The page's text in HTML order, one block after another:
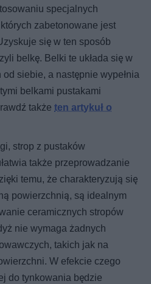
specjalnych
zabetonowane jest
się w ten sposób
belkę. Belki te układa się w
siebie, a następnie wypełnia
belkami pustakami
takżeten artykuł o
strop z pustaków
także przeprowadzanie
temu, że charakteryzują się
powierzchnią, są idealnym
ceramicznych stropów
nie wymaga żadnych
takich jak na
W efekcie czego
do tynkowania będzie